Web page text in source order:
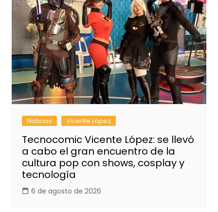
Noticias Vicente López
Tecnocomic Vicente López: se llevó
a cabo el gran encuentro de la
cultura pop con shows, cosplay y
tecnología
6 de agosto de 2026